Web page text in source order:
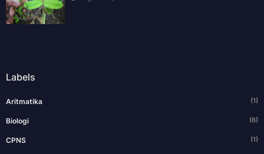
Labels
Aritmatika (1)
Biologi (6)
CPNS (1)